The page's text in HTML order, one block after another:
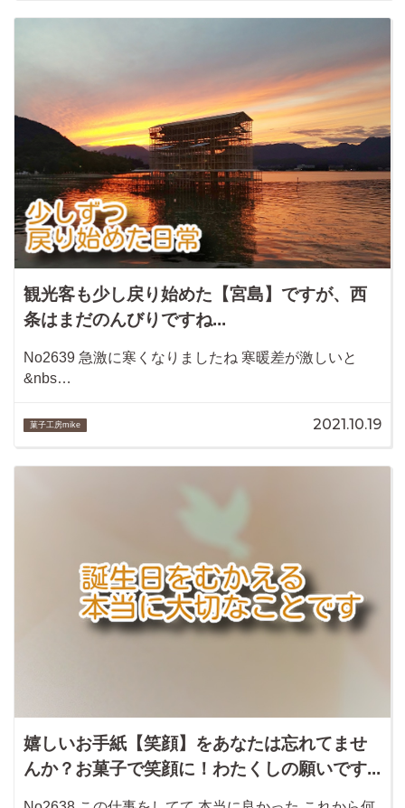
観光客も少し戻り始めた【宮島】ですが、西
条はまだのんびりですね...
No2639 急激に寒くなりましたね 寒暖差が激しいと
&nbs…
菓子工房mike 2021.10.19
嬉しいお手紙【笑顔】をあなたは忘れてませ
んか？お菓子で笑顔に！わたくしの願いです...